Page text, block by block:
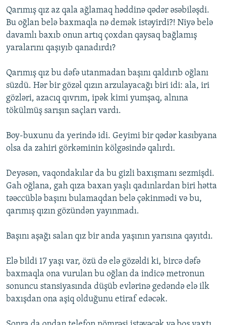
Qarımış qız az qala ağlamaq həddinə qədər əsəbiləşdi.
Bu oğlan belə baxmaqla nə demək istəyirdi?! Niyə belə
davamlı baxıb onun artıq çoxdan qaysaq bağlamış
yaralarını qaşıyıb qanadırdı?
Qarımış qız bu dəfə utanmadan başını qaldırıb oğlanı
süzdü. Hər bir gözəl qızın arzulayacağı biri idi: ala, iri
gözləri, azacıq qıvrım, ipək kimi yumşaq, alnına
tökülmüş sarışın saçları vardı.
Boy-buxunu da yerində idi. Geyimi bir qədər kasıbyana
olsa da zahiri görkəminin kölgəsində qalırdı.
Deyəsən, vaqondakılar da bu gizli baxışmanı sezmişdi.
Gah oğlana, gah qıza baxan yaşlı qadınlardan biri hətta
təəccüblə başını bulamaqdan belə çəkinmədi və bu,
qarımış qızın gözündən yayınmadı.
Başını aşağı salan qız bir anda yaşının yarısına qayıtdı.
Elə bildi 17 yaşı var, özü də elə gözəldi ki, bircə dəfə
baxmaqla ona vurulan bu oğlan da indicə metronun
sonuncu stansiyasında düşüb evlərinə gedəndə elə ilk
baxışdan ona aşiq olduğunu etiraf edəcək.